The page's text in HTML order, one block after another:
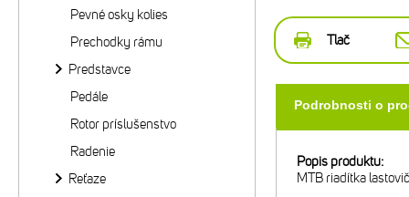
Tlač
Podrobnosti o
Popis produktu:
MTB riadítka
Pevné osky kolies
Prechodky rámu
Predstavce
Pedále
Rotor príslušenstvo
Radenie
Reťaze